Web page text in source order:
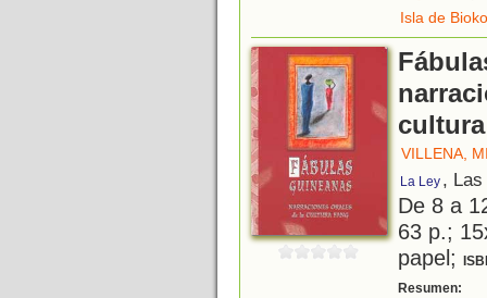
Isla de Bioko
VILLENA,
La Ley ,
De 8 a
63 p.;
papel;
Resumen: